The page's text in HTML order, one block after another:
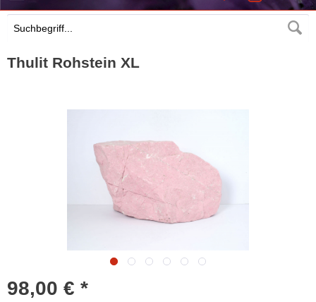
Suchen
Thulit Rohstein XL
98,00 € *